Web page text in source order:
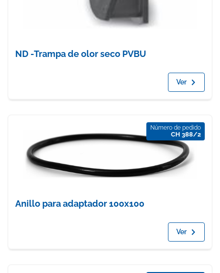
ND -Trampa de olor seco PVBU
Ver
Número de pedido
CH 388/2
Anillo para adaptador 100x100
Ver